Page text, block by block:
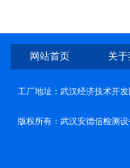
网站首页 关
工厂地址：武汉经济技术开
版权所有：武汉安德信检测